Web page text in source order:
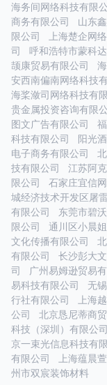
海务间网络科技有限
商务有限公司
山东
限公司
上海楚企网
司
呼和浩特市蒙科
颉康贸易有限公司
安西南偏南网络科技
海桨潋司网络科技有
贵金属投资咨询有限
图文广告有限公司
科技有限公司
阳光
电子商务有限公司
技有限公司
江苏阿
限公司
石家庄宜信
城经济技术开发区屠
有限公司
东莞市碧
限公司
通川区小晨
文化传播有限公司
有限公司
长沙彭大
司
广州易姆逊贸易
易科技有限公司
无
行社有限公司
上海
公司
北京恳尼蒂商
科技（深圳）有限公司
京一束光信息科技有
有限公司
上海蕴晨
州市双宸装饰材料